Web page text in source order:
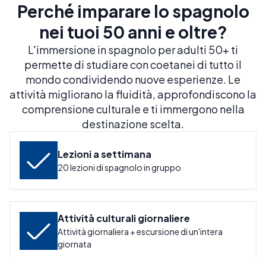
Perché imparare lo spagnolo
nei tuoi 50 anni e oltre?
L'immersione in spagnolo per adulti 50+ ti
permette di studiare con coetanei di tutto il
mondo condividendo nuove esperienze. Le
attività migliorano la fluidità, approfondiscono la
comprensione culturale e ti immergono nella
destinazione scelta.
Lezioni a settimana
20 lezioni di spagnolo in gruppo
Attività culturali giornaliere
Attività giornaliera + escursione di un'intera
giornata